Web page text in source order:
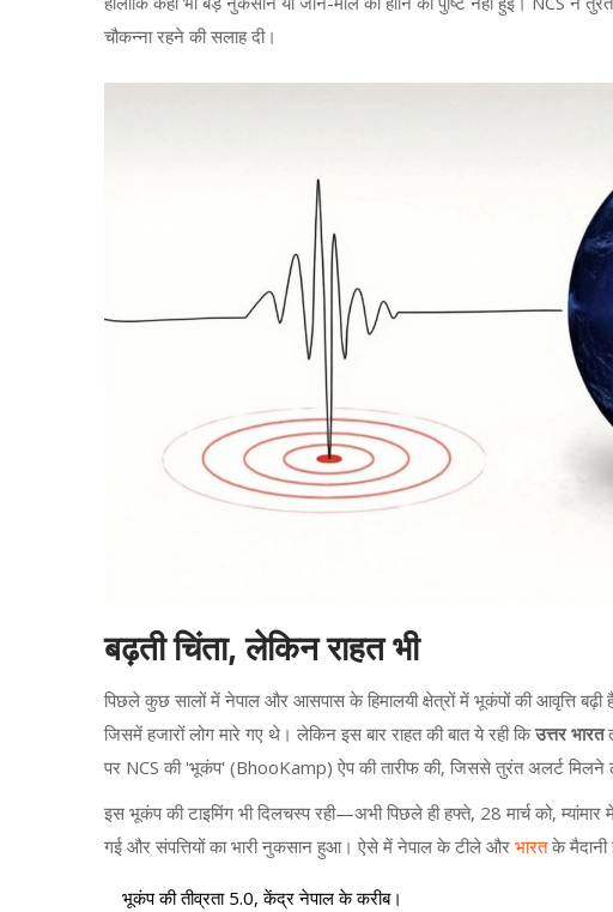
चौकन्ना रहने की सलाह दी।
बढ़ती चिंता, लेकिन राहत भी
पिछले कुछ सालों में नेपाल और आसपास के हिमालयी क्षेत्रों में भूकंपों की आवृत्ति
जिसमें हजारों लोग मारे गए थे। लेकिन इस बार राहत की बात ये रही किउत्तर भारत
पर NCS की 'भूकंप' (BhooKamp) ऐप की तारीफ की, जिससे तुरंत अलर्ट मिलने
इस भूकंप की टाइमिंग भी दिलचस्प रही—अभी पिछले ही हफ्ते, 28 मार्च को,
गई और संपत्तियों का भारी नुकसान हुआ। ऐसे में नेपाल के टीले और भारतके मैदानी
भूकंप की तीव्रता 5.0, केंद्र नेपाल के करीब।